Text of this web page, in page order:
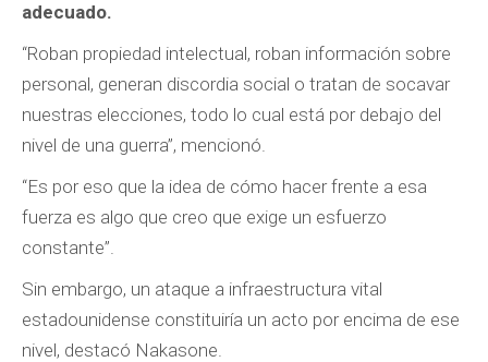
adecuado.
“Roban propiedad intelectual, roban información sobre
personal, generan discordia social o tratan de socavar
nuestras elecciones, todo lo cual está por debajo del
nivel de una guerra”, mencionó.
“Es por eso que la idea de cómo hacer frente a esa
fuerza es algo que creo que exige un esfuerzo
constante”.
Sin embargo, un ataque a infraestructura vital
estadounidense constituiría un acto por encima de ese
nivel, destacó Nakasone.